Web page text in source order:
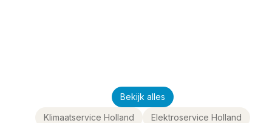
Bekijk alles
Klimaatservice Holland
Elektroservice Holland